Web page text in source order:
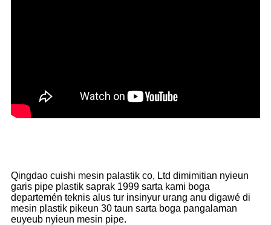
Qingdao cuishi mesin palastik co, Ltd dimimitian nyieun
garis pipe plastik saprak 1999 sarta kami boga
departemén teknis alus tur insinyur urang anu digawé di
mesin plastik pikeun 30 taun sarta boga pangalaman
euyeub nyieun mesin pipe.